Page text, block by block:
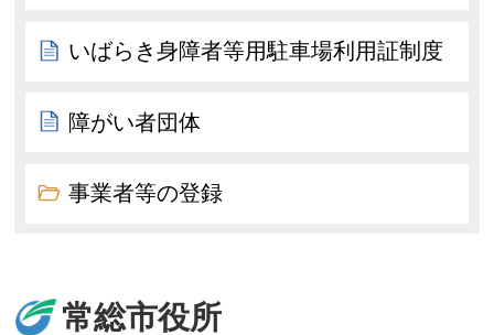
いばらき身障者等用駐車場利用証制度
障がい者団体
事業者等の登録
常総市役所